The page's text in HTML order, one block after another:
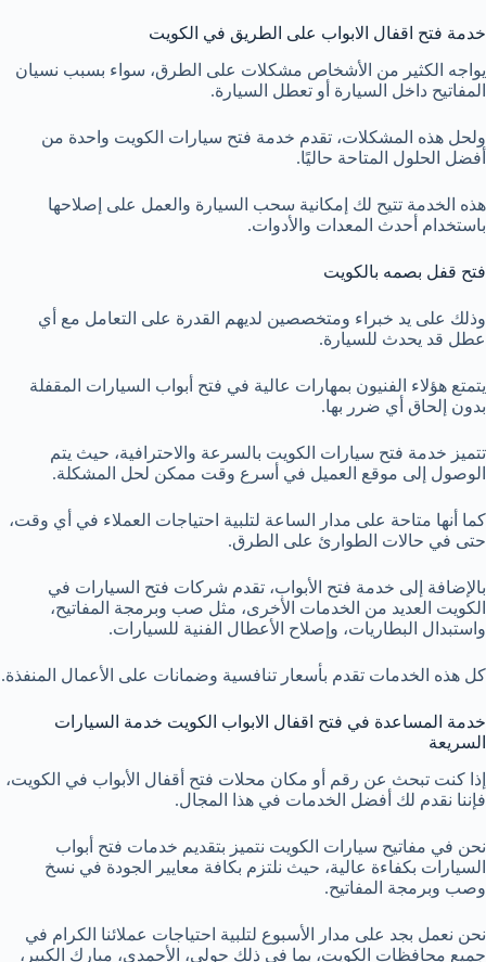
خدمة فتح اقفال الابواب على الطريق في الكويت
يواجه الكثير من الأشخاص مشكلات على الطرق، سواء بسبب نسيان
المفاتيح داخل السيارة أو تعطل السيارة.
ولحل هذه المشكلات، تقدم خدمة فتح سيارات الكويت واحدة من
أفضل الحلول المتاحة حاليًا.
هذه الخدمة تتيح لك إمكانية سحب السيارة والعمل على إصلاحها
باستخدام أحدث المعدات والأدوات.
فتح قفل بصمه بالكويت
وذلك على يد خبراء ومتخصصين لديهم القدرة على التعامل مع أي
عطل قد يحدث للسيارة.
يتمتع هؤلاء الفنيون بمهارات عالية في فتح أبواب السيارات المقفلة
بدون إلحاق أي ضرر بها.
تتميز خدمة فتح سيارات الكويت بالسرعة والاحترافية، حيث يتم
الوصول إلى موقع العميل في أسرع وقت ممكن لحل المشكلة.
كما أنها متاحة على مدار الساعة لتلبية احتياجات العملاء في أي وقت،
حتى في حالات الطوارئ على الطرق.
بالإضافة إلى خدمة فتح الأبواب، تقدم شركات فتح السيارات في
الكويت العديد من الخدمات الأخرى، مثل صب وبرمجة المفاتيح،
واستبدال البطاريات، وإصلاح الأعطال الفنية للسيارات.
كل هذه الخدمات تقدم بأسعار تنافسية وضمانات على الأعمال المنفذة.
خدمة المساعدة في فتح اقفال الابواب الكويت خدمة السيارات
السريعة
إذا كنت تبحث عن رقم أو مكان محلات فتح أقفال الأبواب في الكويت،
فإننا نقدم لك أفضل الخدمات في هذا المجال.
نحن في مفاتيح سيارات الكويت نتميز بتقديم خدمات فتح أبواب
السيارات بكفاءة عالية، حيث نلتزم بكافة معايير الجودة في نسخ
وصب وبرمجة المفاتيح.
نحن نعمل بجد على مدار الأسبوع لتلبية احتياجات عملائنا الكرام في
جميع محافظات الكويت، بما في ذلك حولي، الأحمدي، مبارك الكبير،